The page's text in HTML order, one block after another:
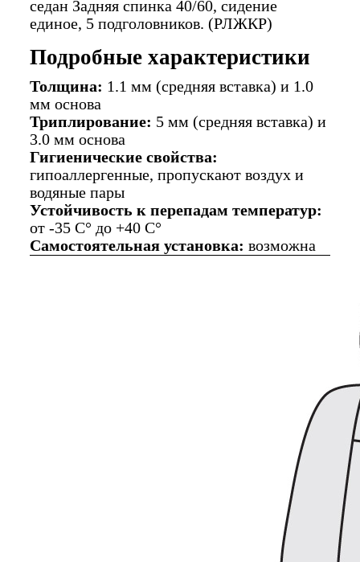
седан Задняя спинка 40/60, сидение
единое, 5 подголовников. (РЛЖКР)
Подробные характеристики
Толщина: 1.1 мм (средняя вставка) и 1.0
мм основа
Триплирование: 5 мм (средняя вставка) и
3.0 мм основа
Гигиенические свойства:
гипоаллергенные, пропускают воздух и
водяные пары
Устойчивость к перепадам температур:
от -35 C° до +40 C°
Самостоятельная установка: возможна